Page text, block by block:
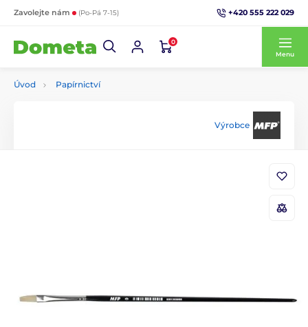
Zavolejte nám (Po-Pá 7-15) +420 555 222 029
0
Menu
Úvod Papírnictví
Výrobce